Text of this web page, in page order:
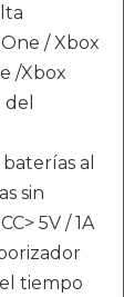
/ Xbox
/Xbox
al
sin
5V / 1A
tiempo